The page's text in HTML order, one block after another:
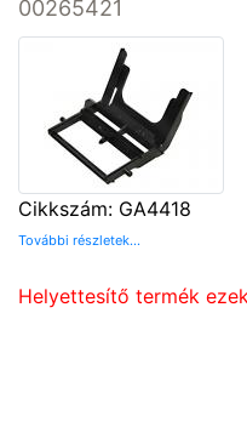
00265421
Cikkszám: GA4418
További részletek...
Helyettesítő termék